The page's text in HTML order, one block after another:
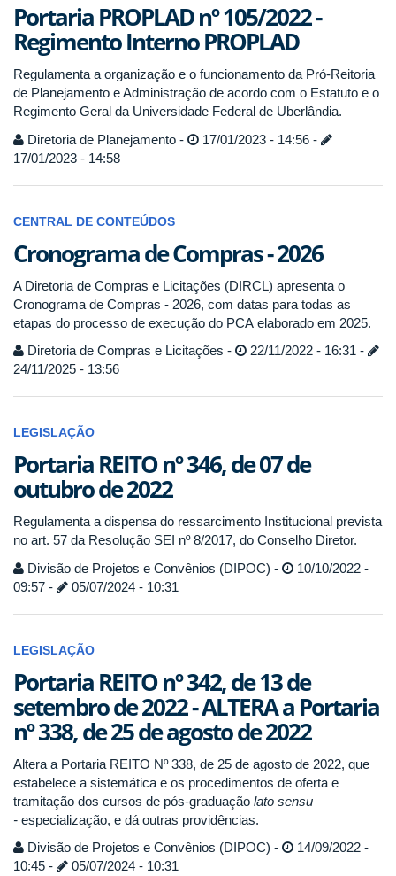
Portaria PROPLAD nº 105/2022 -
Regimento Interno PROPLAD
Regulamenta a organização e o funcionamento da Pró-Reitoria
de Planejamento e Administração de acordo com o Estatuto e o
Regimento Geral da Universidade Federal de Uberlândia.
Diretoria de Planejamento -
17/01/2023 - 14:56 -
17/01/2023 - 14:58
CENTRAL DE CONTEÚDOS
Cronograma de Compras - 2026
A Diretoria de Compras e Licitações (DIRCL) apresenta o
Cronograma de Compras - 2026, com datas para todas as
etapas do processo de execução do PCA elaborado em 2025.
Diretoria de Compras e Licitações -
22/11/2022 - 16:31 -
24/11/2025 - 13:56
LEGISLAÇÃO
Portaria REITO nº 346, de 07 de
outubro de 2022
Regulamenta a dispensa do ressarcimento Institucional prevista
no art. 57 da Resolução SEI nº 8/2017, do Conselho Diretor.
Divisão de Projetos e Convênios (DIPOC) -
10/10/2022 -
09:57 -
05/07/2024 - 10:31
LEGISLAÇÃO
Portaria REITO nº 342, de 13 de
setembro de 2022 - ALTERA a Portaria
nº 338, de 25 de agosto de 2022
Altera a Portaria REITO Nº 338, de 25 de agosto de 2022, que
estabelece a sistemática e os procedimentos de oferta e
tramitação dos cursos de pós-graduação lato sensu
- especialização, e dá outras providências.
Divisão de Projetos e Convênios (DIPOC) -
14/09/2022 -
10:45 -
05/07/2024 - 10:31